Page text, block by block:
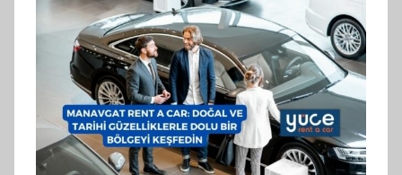
ı
n
d
a
n